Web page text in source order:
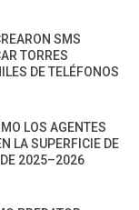
SMS
TORRES
DE TELÉFONOS
LOS AGENTES
LA SUPERFICIE DE
DE 2025–2026